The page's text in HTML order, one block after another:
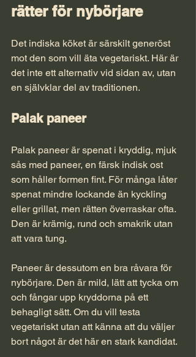
rätter för nybörjare
Det indiska köket är särskilt generöst
mot den som vill äta vegetariskt. Här är
det inte ett alternativ vid sidan av, utan
en självklar del av traditionen.
Palak paneer
Palak paneer är spenat i kryddig, mjuk
sås med paneer, en färsk indisk ost
som håller formen fint. För många låter
spenat mindre lockande än kyckling
eller grillat, men rätten överraskar ofta.
Den är krämig, rund och smakrik utan
att vara tung.
Paneer är dessutom en bra råvara för
nybörjare. Den är mild, lätt att tycka om
och fångar upp kryddorna på ett
behagligt sätt. Om du vill testa
vegetariskt utan att känna att du väljer
bort något är det här en stark kandidat.